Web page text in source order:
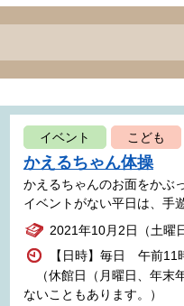
イベント こども
かえるちゃん体操
かえるちゃんのお面をかぶ
イベントがない平日は、手
2021年10月2日（土曜
【日時】毎日 午前11
（休館日（月曜日、年末
ないこともあります。）